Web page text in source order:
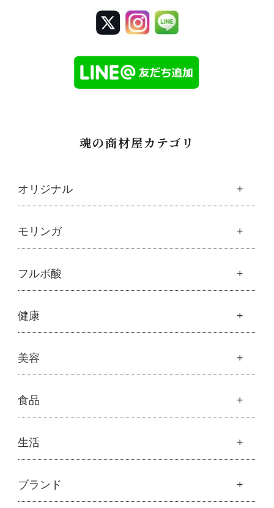
魂の商材屋カテゴリ
オリジナル
魂の商材屋オリジナル
├オリジナルスキンケア
├美容液・乳液・クリーム・オイル
├アルピニエッセンス化粧品
├
└
├オリジナルヘアケア
├スマイルシャンプー
├コンデ・トリートメント
└泡ボトル・ミニ泡ボトル
├オーガニック発酵モリンガ
├
生活用品
モリンガ
モリンガ
├解説 モリンガとは
├発酵モリンガ
├モリンガブライト化粧品
├
モリンガサプリメント
├スキン＆ボディケア
├化粧水
├モリンガ全商品
└モリンガ ブログ
フルボ酸
フルボ酸
├フルボ酸 太古の泉
健康
健康
├ミネラル
└健康飲料
美容
美容
├魂オリジナル
├固形石鹸
├洗顔石鹸
├
└
雑貨
食品
食品
├雑穀
├ 豆・ごま・乾物・梅干し
├おせち料理
生活
生活
├ハミガキ
ブランド